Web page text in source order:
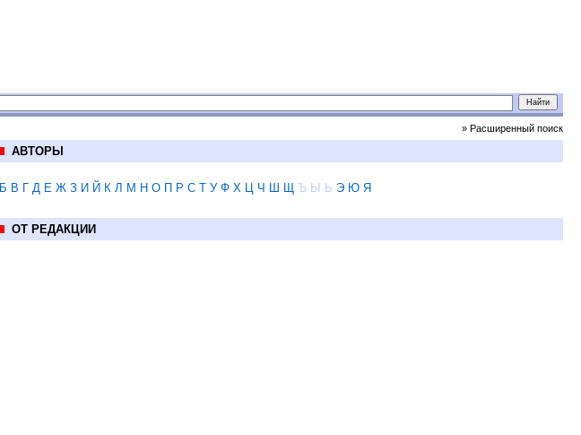
» Расширенный поиск
АВТОРЫ
Б В Г Д Е Ж З И Й К Л М Н О П Р С Т У Ф Х Ц Ч Ш Щ Ъ Ы Ь Э Ю Я
ОТ РЕДАКЦИИ